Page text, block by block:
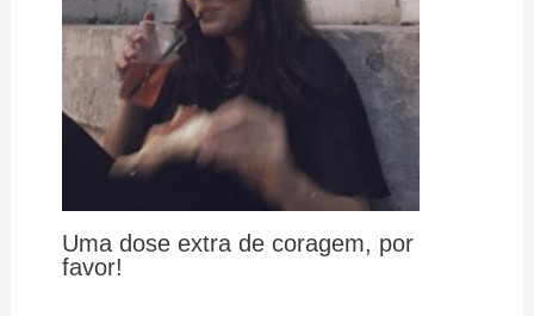
Uma dose extra de coragem, por
favor!